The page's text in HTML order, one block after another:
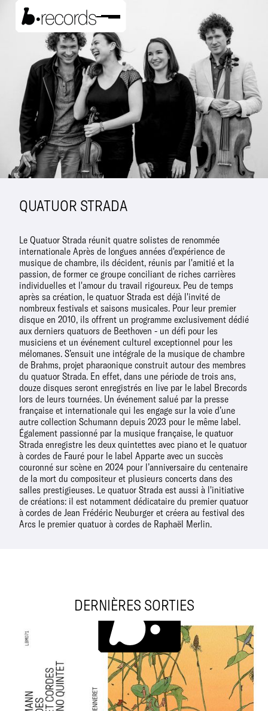
QUATUOR STRADA
Le Quatuor Strada réunit quatre solistes de renommée
internationale Après de longues années d'expérience de
musique de chambre, ils décident, réunis par l'amitié et la
passion, de former ce groupe conciliant de riches carrières
individuelles et l'amour du travail rigoureux. Peu de temps
après sa création, le quatuor Strada est déjà l'invité de
nombreux festivals et saisons musicales. Pour leur premier
disque en 2010, ils offrent un programme exclusivement dédié
aux derniers quatuors de Beethoven - un défi pour les
musiciens et un événement culturel exceptionnel pour les
mélomanes. S’ensuit une intégrale de la musique de chambre
de Brahms, projet pharaonique construit autour des membres
du quatuor Strada. En effet, dans une période de trois ans,
douze disques seront enregistrés en live par le label Brecords
lors de leurs tournées. Un événement salué par la presse
française et internationale qui les engage sur la voie d’une
autre collection Schumann depuis 2023 pour le même label.
Également passionné par la musique française, le quatuor
Strada enregistre les deux quintettes avec piano et le quatuor
à cordes de Fauré pour le label Apparte avec un succès
couronné sur scène en 2024 pour l’anniversaire du centenaire
de la mort du compositeur et plusieurs concerts dans des
salles prestigieuses. Le quatuor Strada est aussi à l'initiative
de créations: il est notamment dédicataire du premier quatuor
à cordes de Jean Frédéric Neuburger et créera au festival des
Arcs le premier quatuor à cordes de Raphaël Merlin.
DERNIÈRES SORTIES